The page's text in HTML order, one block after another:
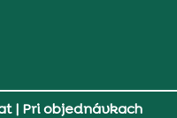
| Pri objednávkach